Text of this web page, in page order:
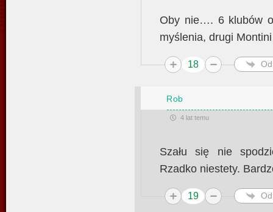
Oby nie…. 6 klubów
myślenia, drugi
18
Rob
4 lat temu
Szału się nie
Rzadko niestety.
19